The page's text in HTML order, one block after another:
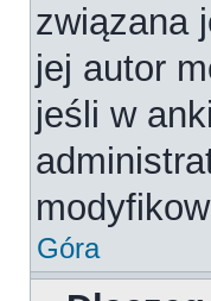
związana
jej autor
jeśli w
Góra